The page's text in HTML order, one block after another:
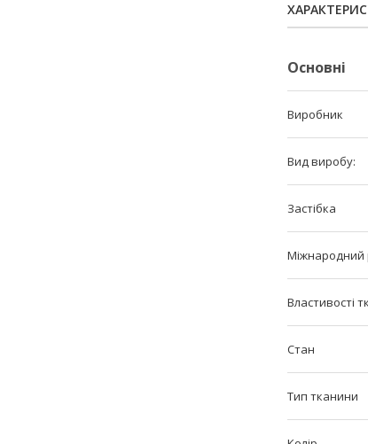
Основні
Виробник
Вид виробу:
Застібка
Міжнародний
Властивості
Стан
Тип тканини